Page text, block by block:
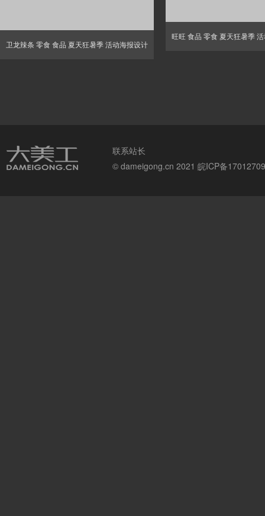
卫龙辣条 零食 食品 夏天狂暑季 活动海报设计
旺旺 食品 零食 夏天狂暑季
联系站长
© dameigong.cn 2021 皖ICP备